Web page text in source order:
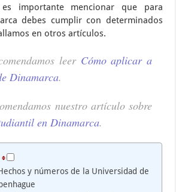
importante mencionar que para
debes cumplir con determinados
en otros artículos.
leer Cómo aplicar a
Dinamarca.
nuestro artículo sobre
en Dinamarca.
y números de la Universidad de